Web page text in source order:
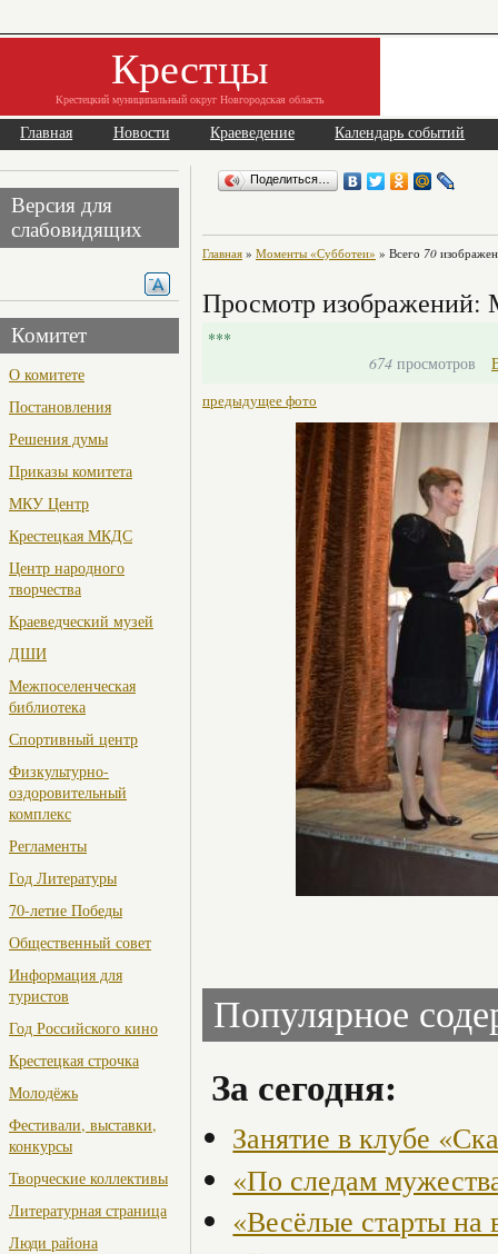
Крестцы
Крестецкий муниципальный округ Новгородская область
Главная Новости Краеведение Календарь событий
Версия для
слабовидящих
Комитет
О комитете
Постановления
Решения думы
Приказы комитета
МКУ Центр
Крестецкая МКДС
Центр народного
творчества
Краеведческий музей
ДШИ
Межпоселенческая
библиотека
Спортивный центр
Физкультурно-
оздоровительный
комплекс
Регламенты
Год Литературы
70-летие Победы
Общественный совет
Информация для
туристов
Год Российского кино
Крестецкая строчка
Молодёжь
Фестивали, выставки,
конкурсы
Творческие коллективы
Литературная страница
Люди района
Поделиться…
Главная » Моменты «Субботеи» » Всего 70
Просмотр изображений:
***
674 просмотров
предыдущее фото
Популярное
За сегодня:
Занятие в клубе
«По следам
«Весёлые старты на